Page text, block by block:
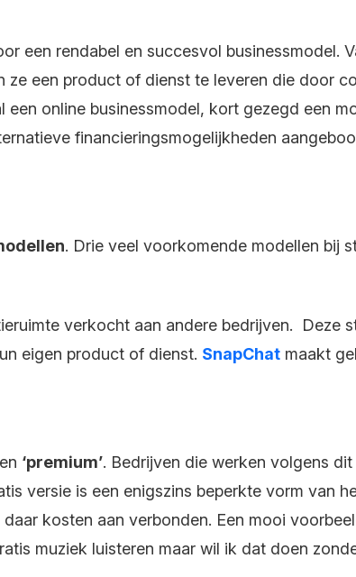
een rendabel en succesvol businessmodel.
ze een product of dienst te leveren die door
online businessmodel, kort gezegd een
financieringsmogelijkheden
. Drie veel voorkomende modellen bij
verkocht aan andere bedrijven. Deze
eigen product of dienst. SnapChat maakt
en ‘premium’. Bedrijven die werken volgens dit
versie is een enigszins beperkte vorm van
kosten aan verbonden. Een mooi
muziek luisteren maar wil ik dat doen